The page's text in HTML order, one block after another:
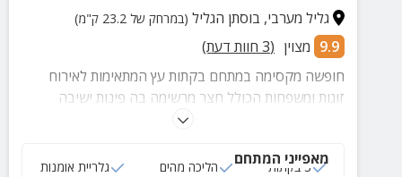
גליל מערבי, בוסתן הגליל (במרחק של 23.2 ק"מ)
9.9 מצוין (
3 חוות דעת)
חופשה מקסימה במתחם בקתות עץ המתאימות לאירוח
זוגות ומשפחות הכולל חצר מרשימה בה פינות ישיבה
נעימות וליהנות מגלריית אומנות במקום עם מיצגים
מאפייני המתחם
3 בקתות הליכה מהים גלריית אומנות